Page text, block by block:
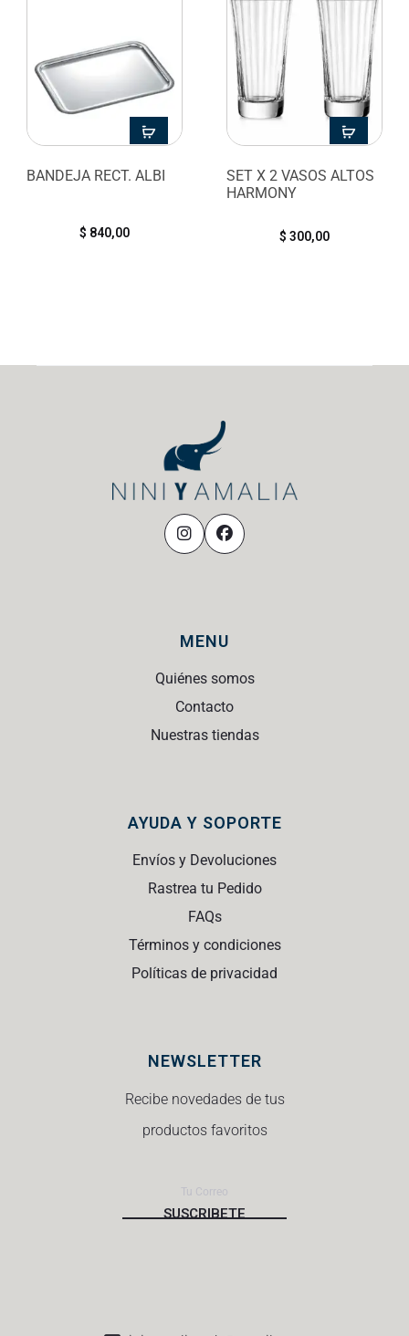
BANDEJA RECT. ALBI
$ 840,00
SET X 2 VASOS ALTOS
HARMONY
$ 300,00
MENU
Quiénes somos
Contacto
Nuestras tiendas
AYUDA Y SOPORTE
Envíos y Devoluciones
Rastrea tu Pedido
FAQs
Términos y condiciones
Políticas de privacidad
NEWSLETTER
Recibe novedades de tus
productos favoritos